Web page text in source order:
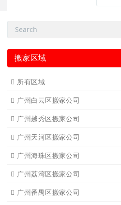
搬家区域
所有区域
广州白云区搬家公司
广州越秀区搬家公司
广州天河区搬家公司
广州海珠区搬家公司
广州荔湾区搬家公司
广州番禺区搬家公司